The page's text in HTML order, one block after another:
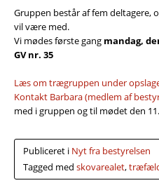
Gruppen består af fem deltagere,
vil være med.
Vi mødes første gang mandag,
GV nr. 35
Læs om trægruppen under
Kontakt Barbara (medlem af
med i gruppen og til mødet den
Publiceret i Nyt fra bestyrelsen
Tagged med skovarealet,